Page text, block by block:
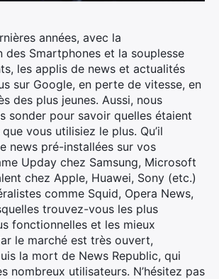
années, avec la
des Smartphones et la souplesse
les applis de news et actualités
sur Google, en perte de vitesse, en
des plus jeunes. Aussi, nous
sonder pour savoir quelles étaient
vous utilisiez le plus. Qu’il
news pré-installées sur vos
Upday chez Samsung, Microsoft
chez Apple, Huawei, Sony (etc.)
comme Squid, Opera News,
trouvez-vous les plus
fonctionnelles et les mieux
le marché est très ouvert,
la mort de News Republic, qui
nombreux utilisateurs. N’hésitez pas